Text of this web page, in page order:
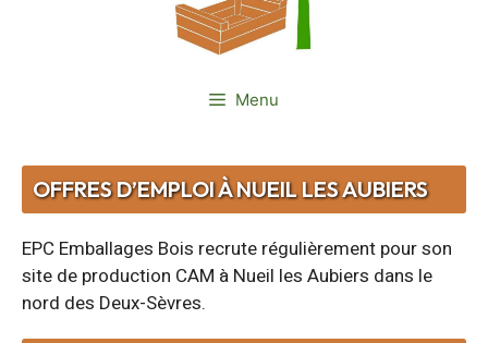
Menu
OFFRES D’EMPLOI À NUEIL LES AUBIERS
EPC Emballages Bois recrute régulièrement pour son
site de production CAM à Nueil les Aubiers dans le
nord des Deux-Sèvres.